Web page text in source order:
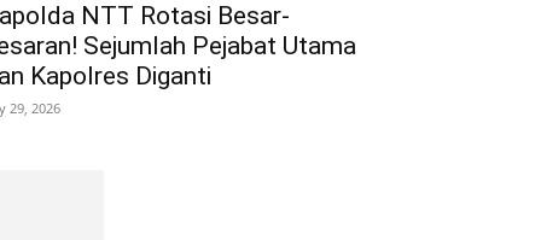
NTT Rotasi Besar-
Sejumlah Pejabat Utama
Kapolres Diganti
29, 2026